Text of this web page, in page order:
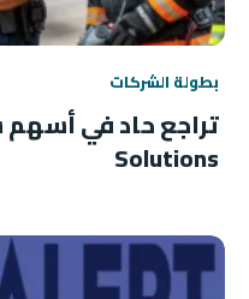
بطولة الشركات
Solutions